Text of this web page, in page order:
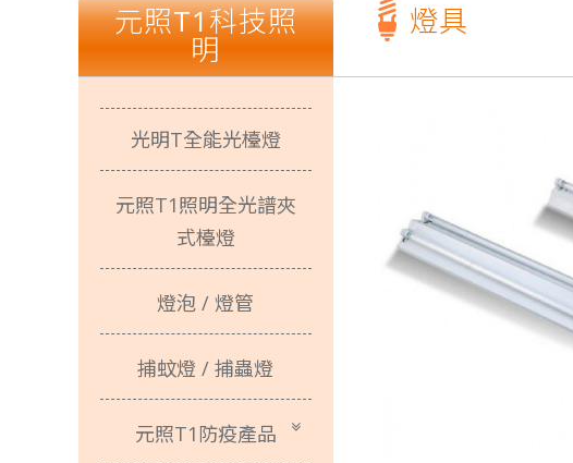
元照Ｔ１張麗蝶張董事長一路走來以身作則，
光源不閃爍、柔和不刺眼!才
雲林
T1照明科
元照Ｔ１張麗蝶張董事長一路走來以身作則，
【
狂賀T1照明科技股
光源不閃爍、柔和不刺眼!才是
燈具
光明T全能光檯燈
元照T1照明全光譜夾
式檯燈
燈泡 / 燈管
捕蚊燈 / 捕蟲燈
元照T1防疫產品